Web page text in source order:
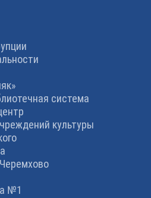
система
культуры
№1